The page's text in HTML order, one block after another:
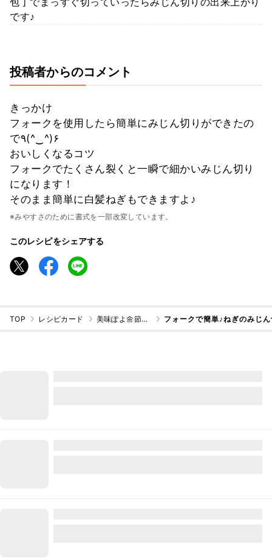
です♪
投稿者からのコメント
きっかけ
フォークを使用したら簡単にみじん切りができたの
で٩(^‿^)۶
おいしくなるコツ
フォークでたくさん裂くと一瞬で細かいみじん切り
になります！
そのまま簡単に白髪ねぎもできますよ♪
※みやすさのために書式を一部改変しています。
このレシピをシェアする
TOP レシピカード 美味ぽよ🌼節約主婦ごはん フォークで簡単♪ねぎのみじ